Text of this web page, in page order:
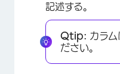
記述する。
Qtip: カラム
ださい。